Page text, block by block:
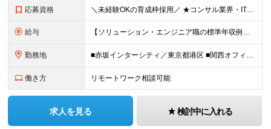
応募資格 ＼未経験OKの育成枠採用／ ★コンサル業界・IT職種の経験は不問です！ ■大卒以上 ■35歳未満の方（長期キャリア形成のための例外事由 3号のイ） 第二新卒をはじめ、子育てなどのブランクを経て再度キ
給与 【ソリューション・エンジニア職の標準年収例】 標準年収額：6,630,000円 ※あくまでも理論値であり、実際に支払う金額をお約束するものではございません。 ＜基本給＞ ■東京/関西採用 年額基本給
勤務地 ■赤坂インターシティ／東京都港区 ■関西オフィス／大阪府大阪市北区 ■アクセンチュア・イノベーションセンター北海道／北海道札幌市 ■アクセンチュア・アドバンスト・テクノロジーセンター仙台／宮城県仙台市
働き方 リモートワーク相談可能
求人を見る 検討中に入れる